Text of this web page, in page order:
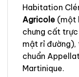
Habitation
Agricole (một
chưng cất
mật rỉ đường),
chuẩn
Martinique.